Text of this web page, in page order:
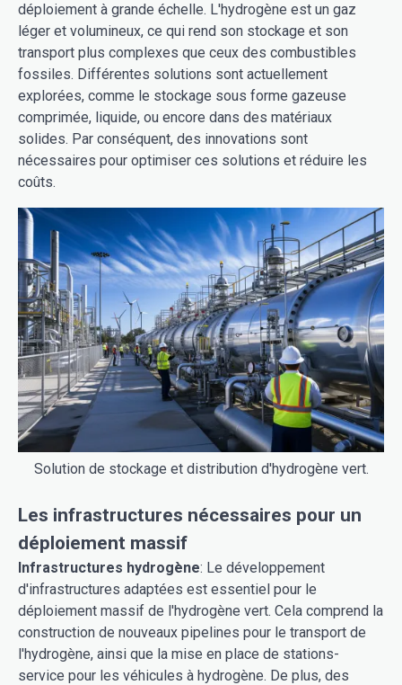
déploiement à grande échelle. L'hydrogène est un gaz
léger et volumineux, ce qui rend son stockage et son
transport plus complexes que ceux des combustibles
fossiles. Différentes solutions sont actuellement
explorées, comme le stockage sous forme gazeuse
comprimée, liquide, ou encore dans des matériaux
solides. Par conséquent, des innovations sont
nécessaires pour optimiser ces solutions et réduire les
coûts.
Solution de stockage et distribution d'hydrogène vert.
Les infrastructures nécessaires pour un
déploiement massif
Infrastructures hydrogène: Le développement
d'infrastructures adaptées est essentiel pour le
déploiement massif de l'hydrogène vert. Cela comprend la
construction de nouveaux pipelines pour le transport de
l'hydrogène, ainsi que la mise en place de stations-
service pour les véhicules à hydrogène. De plus, des